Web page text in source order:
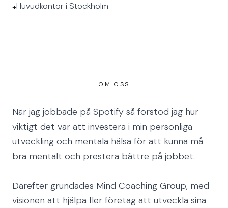
+Huvudkontor i Stockholm
OM OSS
När jag jobbade på Spotify så förstod jag hur
viktigt det var att investera i min personliga
utveckling och mentala hälsa för att kunna må
bra mentalt och prestera bättre på jobbet.
Därefter grundades Mind Coaching Group, med
visionen att hjälpa fler företag att utveckla sina